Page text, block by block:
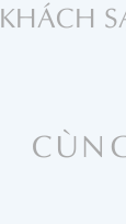
KHÁCH